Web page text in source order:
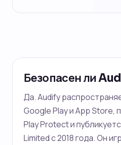
Безопасен ли
Да. Audify
Google Play и App Store,
Play Protect и
Limited с 2018 года. Он